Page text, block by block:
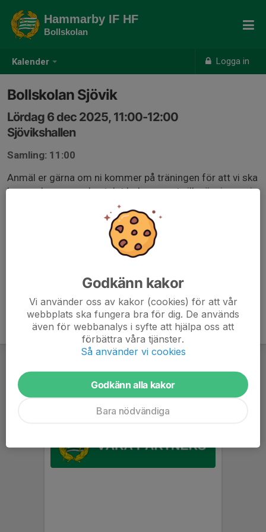
Kalender Logga in
Hammarby IF HF
Bollskolan
Bollskolan Sjövik
Lördag 6 dec 2025, 11:00-12:00
Sjövikshallen
Samling: 11:00
Anmäl er gärna om ni kommer på träningen för att vi ska
kunna planera med antalet ledare samt vilka övningar vi
kör baserat på antalet barn
Godkänn kakor
Vi använder oss av kakor (cookies) för att vår
webbplats ska fungera bra för dig. De används
även för webbanalys i syfte att hjälpa oss att
förbättra våra tjänster.
Så använder vi cookies
Godkänn alla kakor
Bara nödvändiga